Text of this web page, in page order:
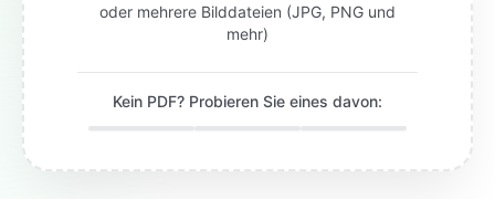
oder mehrere Bilddateien (JPG, PNG und
mehr)
Kein PDF? Probieren Sie eines davon: